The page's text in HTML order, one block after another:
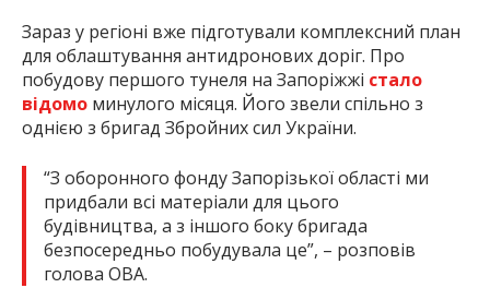
Зараз у регіоні вже підготували комплексний план
для облаштування антидронових доріг. Про
побудову першого тунеля на Запоріжжі стало
відомо минулого місяця. Його звели спільно з
однією з бригад Збройних сил України.
“З оборонного фонду Запорізької області ми
придбали всі матеріали для цього
будівництва, а з іншого боку бригада
безпосередньо побудувала це”, – розповів
голова ОВА.